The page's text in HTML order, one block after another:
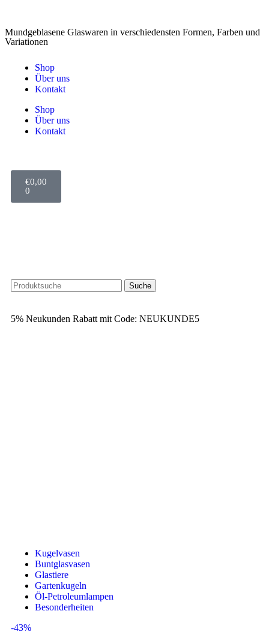
Mundgeblasene Glaswaren in verschiedensten Formen, Farben und
Variationen
Shop
Über uns
Kontakt
Shop
Über uns
Kontakt
€0,00
0
Suche
5% Neukunden Rabatt mit Code: NEUKUNDE5
Kugelvasen
Buntglasvasen
Glastiere
Gartenkugeln
Öl-Petroleumlampen
Besonderheiten
-43%